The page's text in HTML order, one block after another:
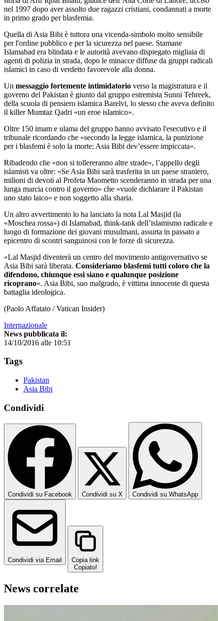
nel 1997 dopo aver assolto due ragazzi cristiani, condannati a morte
in primo grado per blasfemia.
Quella di Asia Bibi è tuttora una vicenda-simbolo molto sensibile
per l'ordine pubblico e per la sicurezza nel paese. Stamane
Islamabad era blindata e le autorità avevano dispiegato migliaia di
agenti di polizia in strada, dopo le minacce diffuse da gruppi radicali
islamici in caso di verdetto favorevole alla donna.
Un messaggio fortemente intimidatorio verso la magistratura e il
governo del Pakistan è giunto dal gruppo estremista Sunni Tehreek,
della scuola di pensiero islamica Barelvi, lo stesso che aveva definito
il killer Mumtaz Qadri «un eroe islamico».
Oltre 150 imam e ulama del gruppo hanno avvisato l'esecutivo e il
tribunale ricordando che «secondo la legge islamica, la punizione
per i blasfemi è solo la morte: Asia Bibi dev’essere impiccata».
Ribadendo che «non si tollereranno altre strade», l’appello degli
islamisti va oltre: «Se Asia Bibi sarà trasferita in un paese straniero,
milioni di devoti al Profeta Maometto scenderanno in strada per una
lunga marcia contro il governo» che «vuole dichiarare il Pakistan
uno stato laico» e non soggetto alla sharia.
Un altro avvertimento lo ha lanciato la nota Lal Masjid (la
«Moschea rossa») di Islamabad, think-tank dell’islamismo radicale e
luogo di formazione dei giovani musulmani, assurta in passato a
epicentro di scontri sanguinosi con le forze di sicurezza.
«Lal Masjid diventerà un centro del movimento antigovernativo se
Asia Bibi sarà liberata. Consideriamo blasfemi tutti coloro che la
difendono, chiunque essi siano e qualunque posizione
ricoprano». Asia Bibi, suo malgrado, è vittima innocente di questa
battaglia ideologica.
(Paolo Affatato / Vatican Insider)
Internazionale
News pubblicata il:
14/10/2016 alle 10:51
Tags
Pakistan
Asia Bibi
Condividi
Condividi su Facebook Condividi su X Condividi su WhatsApp
Condividi via Email
Copia link
Copiato!
News correlate